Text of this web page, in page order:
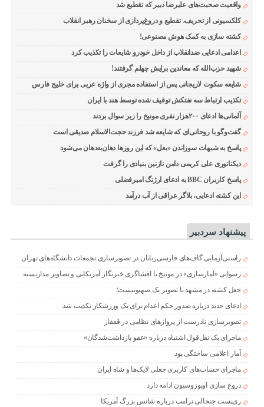
واقعیت صحبت‌های علیرضا دبیر که تقطیع شد
کلکسیونی از تحریف، تقطیع و دروغ‌پردازی از سخنان رهبر انقلاب
کشته سازی به کمک هوش مصنوعی!
اعدامی ادعایی ضدانقلاب از داخل خودرو شایعات را تکذیب کرد
شهید حزب‌الله که معاندین برایش چهلم گرفتند!
شایعه سکوت لاریجانی پس از استفاده مجری از واژه عربی برای خلیج فارس
تکذیب ارتباط سه نفتکش توقیف شده توسط هند با ایران
آلمانی‌ها ادعای ۲۰۰هزار نفری مونیخ را زیر سوال بردند
گفت‌وگو با روحانی‌ای که شایعه شد فرزند حجت‌الاسلام صدیقی است
پاسخ به شبهات سوزاندن «بعل» که این روزها دهان‌به‌دهان می‌شود
دیکتاتوری علی کریمی دامن نازنین بنیادی را گرفت
پاسخ کاربران BBC به ادعای ارژنگ امیرفضلی
این کشته ادعایی، بلاگر عراقی از آب درآمد
پیشنهاد سردبیر
راستی‌آزمایی گاف‌های فارسی‌زبانان در تصویرسازی تجمعات دانشگاه‌های تهران
رسوایی «آمارسازی» در مونیخ با افشاگری خبرنگار آمریکایی و تصاویر مداربسته
جعل کشته در مشهد با تصویر یک صهیونیست؛
ادعای جدید درباره صدور حکم اعدام برای یک ورزشکار تکذیب شد
تصویرسازی نادرست از پروازهای نظامی در قفقاز
ماجرای یک نقل‌قول اشتباه درباره «عفو بازداشت‌شدگان»
آمار اعلامی ساختگی بود
ماجرای حساب‌های کاربری جعلی لایک‌ها و شاه ایران
دروغ سازی اوپوزوسیون ادامه دارد
ری‌پست جنجالی ترامپ درباره شانس بزرگ آمریکا